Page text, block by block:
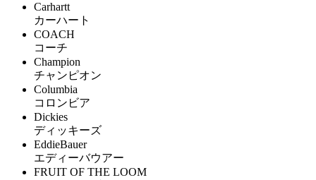
Carhartt
カーハート
COACH
コーチ
Champion
チャンピオン
Columbia
コロンビア
Dickies
ディッキーズ
EddieBauer
エディーバウアー
FRUIT OF THE LOOM